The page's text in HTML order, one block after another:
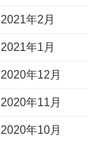
2021年2月
2021年1月
2020年12月
2020年11月
2020年10月